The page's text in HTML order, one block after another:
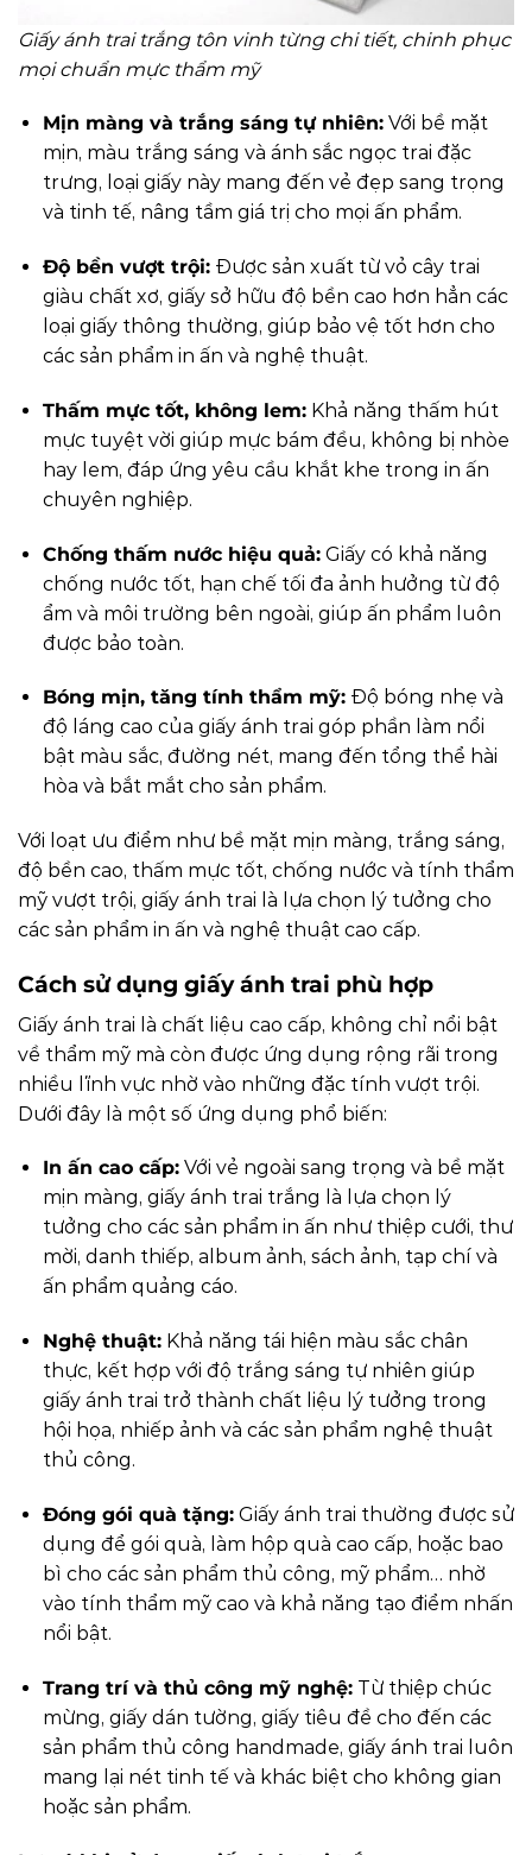
Giấy ánh trai trắng tôn vinh từng chi tiết, chinh phục
mọi chuẩn mực thẩm mỹ
Mịn màng và trắng sáng tự nhiên:Với bề mặt
mịn, màu trắng sáng và ánh sắc ngọc trai đặc
trưng, loại giấy này mang đến vẻ đẹp sang trọng
và tinh tế, nâng tầm giá trị cho mọi ấn phẩm.
Độ bền vượt trội:Được sản xuất từ vỏ cây trai
giàu chất xơ, giấy sở hữu độ bền cao hơn hẳn các
loại giấy thông thường, giúp bảo vệ tốt hơn cho
các sản phẩm in ấn và nghệ thuật.
Thấm mực tốt, không lem:Khả năng thấm hút
mực tuyệt vời giúp mực bám đều, không bị nhòe
hay lem, đáp ứng yêu cầu khắt khe trong in ấn
chuyên nghiệp.
Chống thấm nước hiệu quả:Giấy có khả năng
chống nước tốt, hạn chế tối đa ảnh hưởng từ độ
ẩm và môi trường bên ngoài, giúp ấn phẩm luôn
được bảo toàn.
Bóng mịn, tăng tính thẩm mỹ:Độ bóng nhẹ và
độ láng cao của giấy ánh trai góp phần làm nổi
bật màu sắc, đường nét, mang đến tổng thể hài
hòa và bắt mắt cho sản phẩm.
Với loạt ưu điểm như bề mặt mịn màng, trắng sáng,
độ bền cao, thấm mực tốt, chống nước và tính thẩm
mỹ vượt trội, giấy ánh trai là lựa chọn lý tưởng cho
các sản phẩm in ấn và nghệ thuật cao cấp.
Cách sử dụng giấy ánh trai phù hợp
Giấy ánh trai là chất liệu cao cấp, không chỉ nổi bật
về thẩm mỹ mà còn được ứng dụng rộng rãi trong
nhiều lĩnh vực nhờ vào những đặc tính vượt trội.
Dưới đây là một số ứng dụng phổ biến:
In ấn cao cấp:Với vẻ ngoài sang trọng và bề mặt
mịn màng, giấy ánh trai trắng là lựa chọn lý
tưởng cho các sản phẩm in ấn như thiệp cưới, thư
mời, danh thiếp, album ảnh, sách ảnh, tạp chí và
ấn phẩm quảng cáo.
Nghệ thuật:Khả năng tái hiện màu sắc chân
thực, kết hợp với độ trắng sáng tự nhiên giúp
giấy ánh trai trở thành chất liệu lý tưởng trong
hội họa, nhiếp ảnh và các sản phẩm nghệ thuật
thủ công.
Đóng gói quà tặng:Giấy ánh trai thường được sử
dụng để gói quà, làm hộp quà cao cấp, hoặc bao
bì cho các sản phẩm thủ công, mỹ phẩm… nhờ
vào tính thẩm mỹ cao và khả năng tạo điểm nhấn
nổi bật.
Trang trí và thủ công mỹ nghệ:Từ thiệp chúc
mừng, giấy dán tường, giấy tiêu đề cho đến các
sản phẩm thủ công handmade, giấy ánh trai luôn
mang lại nét tinh tế và khác biệt cho không gian
hoặc sản phẩm.